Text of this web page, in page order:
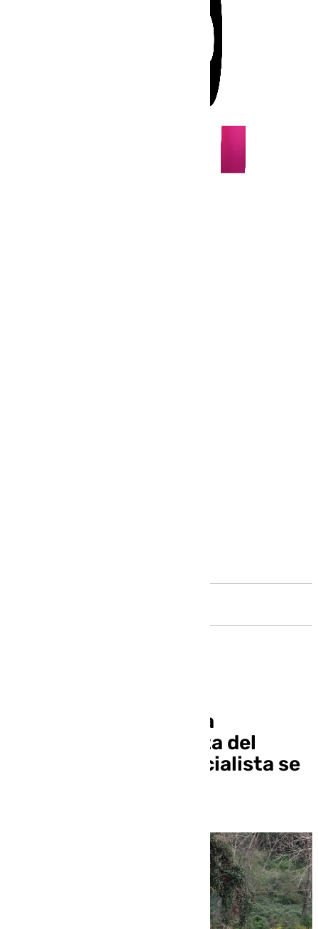
Cinco días de agónica
búsqueda al motorista del
Genal: un perro especialista se